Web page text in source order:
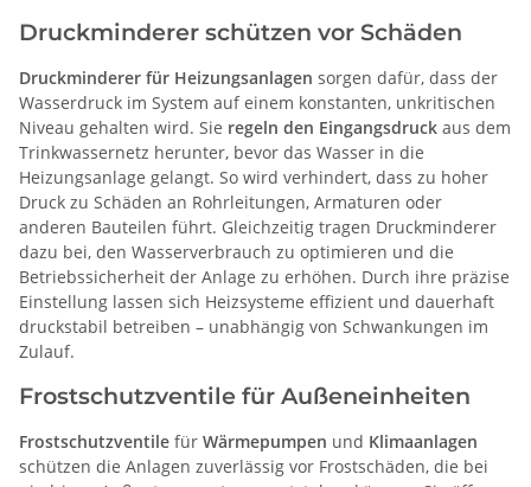
Druckminderer schützen vor Schäden
Druckminderer für Heizungsanlagen sorgen dafür, dass der
Wasserdruck im System auf einem konstanten, unkritischen
Niveau gehalten wird. Sie regeln den Eingangsdruck aus dem
Trinkwassernetz herunter, bevor das Wasser in die
Heizungsanlage gelangt. So wird verhindert, dass zu hoher
Druck zu Schäden an Rohrleitungen, Armaturen oder
anderen Bauteilen führt. Gleichzeitig tragen Druckminderer
dazu bei, den Wasserverbrauch zu optimieren und die
Betriebssicherheit der Anlage zu erhöhen. Durch ihre präzise
Einstellung lassen sich Heizsysteme effizient und dauerhaft
druckstabil betreiben – unabhängig von Schwankungen im
Zulauf.
Frostschutzventile für Außeneinheiten
Frostschutzventile für Wärmepumpen und Klimaanlagen
schützen die Anlagen zuverlässig vor Frostschäden, die bei